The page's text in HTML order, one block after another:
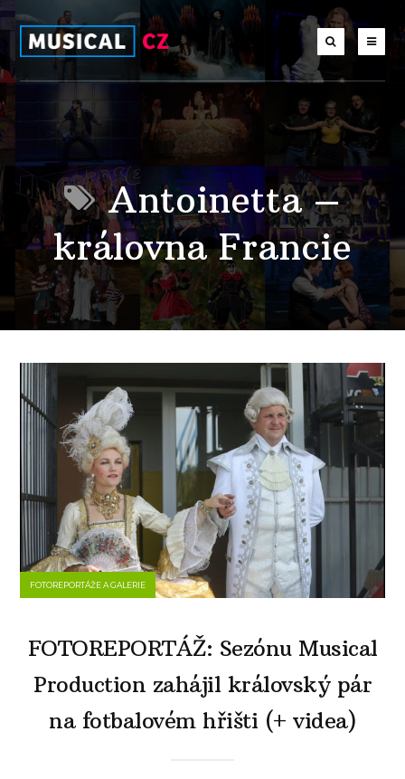
Antoinetta –
královna Francie
FOTOREPORTÁŽE A GALERIE
FOTOREPORTÁŽ: Sezónu Musical
Production zahájil královský pár
na fotbalovém hřišti (+ videa)